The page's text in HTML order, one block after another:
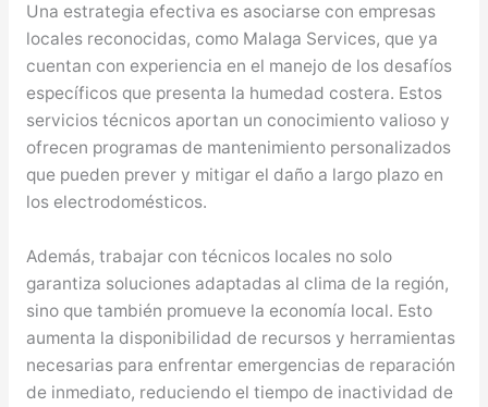
Una estrategia efectiva es asociarse con empresas
locales reconocidas, como Malaga Services, que ya
cuentan con experiencia en el manejo de los desafíos
específicos que presenta la humedad costera. Estos
servicios técnicos aportan un conocimiento valioso y
ofrecen programas de mantenimiento personalizados
que pueden prever y mitigar el daño a largo plazo en
los electrodomésticos.
Además, trabajar con técnicos locales no solo
garantiza soluciones adaptadas al clima de la región,
sino que también promueve la economía local. Esto
aumenta la disponibilidad de recursos y herramientas
necesarias para enfrentar emergencias de reparación
de inmediato, reduciendo el tiempo de inactividad de